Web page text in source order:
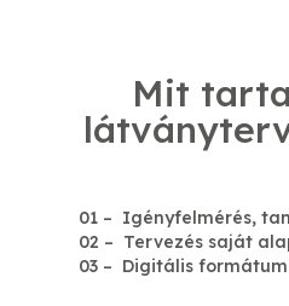
Mit
01 – Igényfelmérés,
02 – Tervezés saját
03 – Digitális